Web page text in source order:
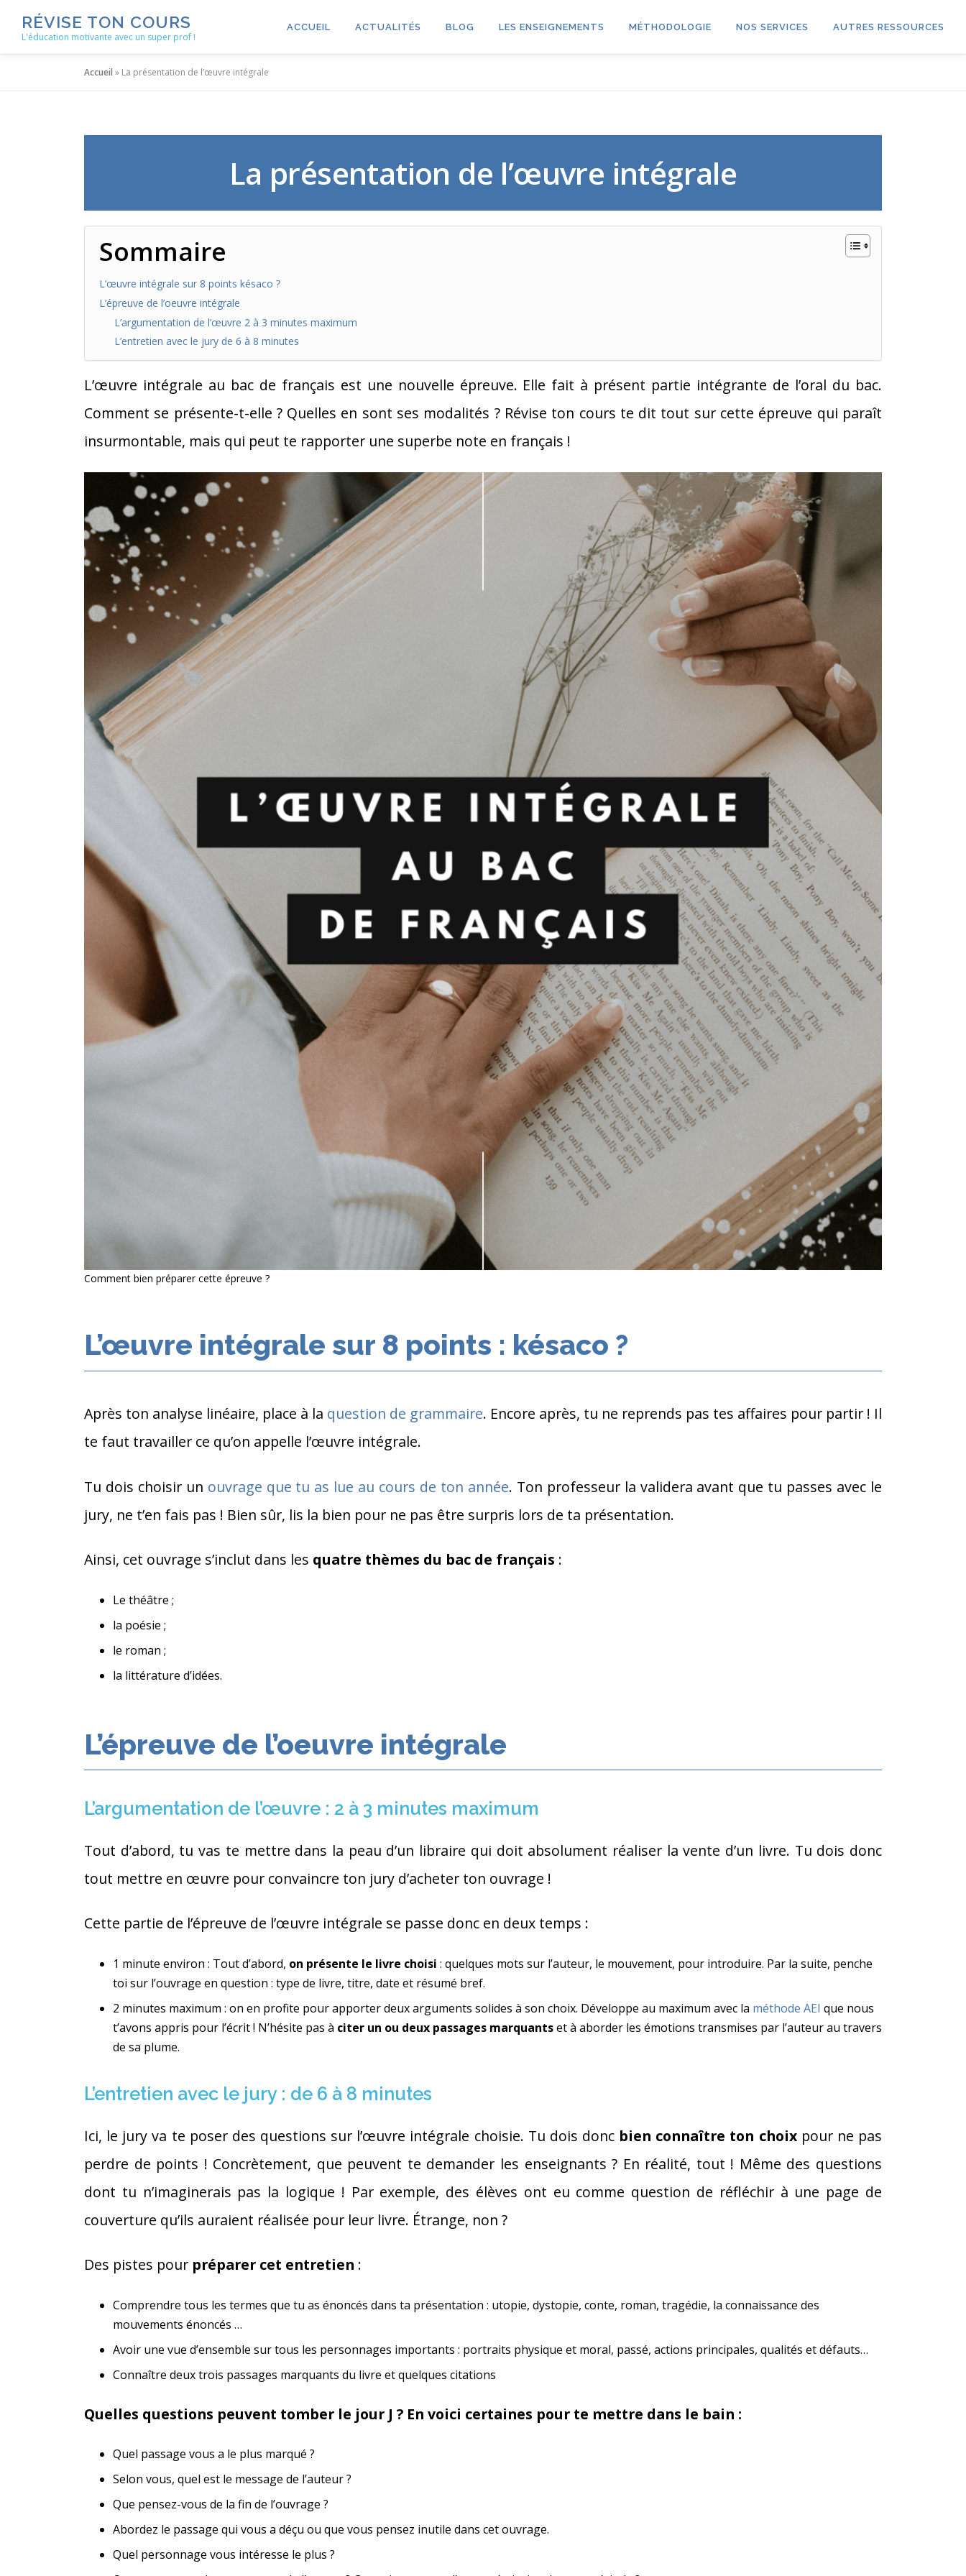
contenu
RÉVISE TON COURS
L'éducation motivante avec un super prof !
ACCUEIL ACTUALITÉS BLOG LES ENSEIGNEMENTS MÉTHODOLOGIE NOS SERVICES AUTRES RESSOURCES
Accueil » La présentation de l’œuvre intégrale
La présentation de l’œuvre intégrale
Sommaire
L’œuvre intégrale sur 8 points késaco ?
L’épreuve de l’oeuvre intégrale
L’argumentation de l’œuvre 2 à 3 minutes maximum
L’entretien avec le jury de 6 à 8 minutes
L’œuvre intégrale au bac de français est une nouvelle épreuve. Elle fait à présent partie intégrante de l’oral du bac.
Comment se présente-t-elle ? Quelles en sont ses modalités ? Révise ton cours te dit tout sur cette épreuve qui paraît
insurmontable, mais qui peut te rapporter une superbe note en français !
Comment bien préparer cette épreuve ?
L’œuvre intégrale sur 8 points : késaco ?
Après ton analyse linéaire, place à la question de grammaire. Encore après, tu ne reprends pas tes affaires pour partir ! Il
te faut travailler ce qu’on appelle l’œuvre intégrale.
Tu dois choisir un ouvrage que tu as lue au cours de ton année. Ton professeur la validera avant que tu passes avec le
jury, ne t’en fais pas ! Bien sûr, lis la bien pour ne pas être surpris lors de ta présentation.
Ainsi, cet ouvrage s’inclut dans les quatre thèmes du bac de français :
Le théâtre ;
la poésie ;
le roman ;
la littérature d’idées.
L’épreuve de l’oeuvre intégrale
L’argumentation de l’œuvre : 2 à 3 minutes maximum
Tout d’abord, tu vas te mettre dans la peau d’un libraire qui doit absolument réaliser la vente d’un livre. Tu dois donc
tout mettre en œuvre pour convaincre ton jury d’acheter ton ouvrage !
Cette partie de l’épreuve de l’œuvre intégrale se passe donc en deux temps :
1 minute environ : Tout d’abord, on présente le livre choisi : quelques mots sur l’auteur, le mouvement, pour introduire. Par la suite, penche
toi sur l’ouvrage en question : type de livre, titre, date et résumé bref.
2 minutes maximum : on en profite pour apporter deux arguments solides à son choix. Développe au maximum avec la méthode AEI que nous
t’avons appris pour l’écrit ! N’hésite pas à citer un ou deux passages marquantset à aborder les émotions transmises par l’auteur au travers
de sa plume.
L’entretien avec le jury : de 6 à 8 minutes
Ici, le jury va te poser des questions sur l’œuvre intégrale choisie. Tu dois donc bien connaître ton choixpour ne pas
perdre de points ! Concrètement, que peuvent te demander les enseignants ? En réalité, tout ! Même des questions
dont tu n’imaginerais pas la logique ! Par exemple, des élèves ont eu comme question de réfléchir à une page de
couverture qu’ils auraient réalisée pour leur livre. Étrange, non ?
Des pistes pour préparer cet entretien :
Comprendre tous les termes que tu as énoncés dans ta présentation : utopie, dystopie, conte, roman, tragédie, la connaissance des
mouvements énoncés …
Avoir une vue d’ensemble sur tous les personnages importants : portraits physique et moral, passé, actions principales, qualités et défauts…
Connaître deux trois passages marquants du livre et quelques citations
Quelles questions peuvent tomber le jour J ? En voici certaines pour te mettre dans le bain :
Quel passage vous a le plus marqué ?
Selon vous, quel est le message de l’auteur ?
Que pensez-vous de la fin de l’ouvrage ?
Abordez le passage qui vous a déçu ou que vous pensez inutile dans cet ouvrage.
Quel personnage vous intéresse le plus ?